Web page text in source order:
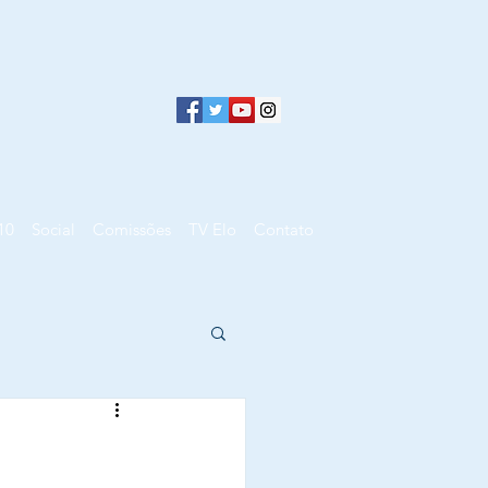
Social Comissões TV Elo Contato